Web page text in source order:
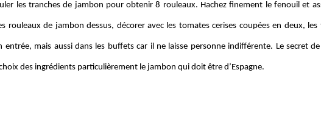
les tranches de jambon pour obtenir 8 rouleaux. Hachez finement le fenouil et
rouleaux de jambon dessus, décorer avec les tomates cerises coupées en deux,
entrée, mais aussi dans les buffets car il ne laisse personne indifférente. Le secret
des ingrédients particulièrement le jambon qui doit être d’Espagne.